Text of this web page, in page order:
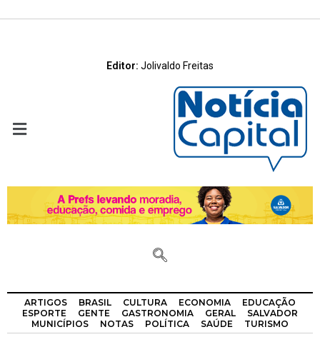
Editor: Jolivaldo Freitas
ARTIGOS BRASIL CULTURA ECONOMIA
EDUCAÇÃO
ESPORTE
GENTE GASTRONOMIA GERAL
SALVADOR
MUNICÍPIOS
NOTAS POLÍTICA SAÚDE TURISMO